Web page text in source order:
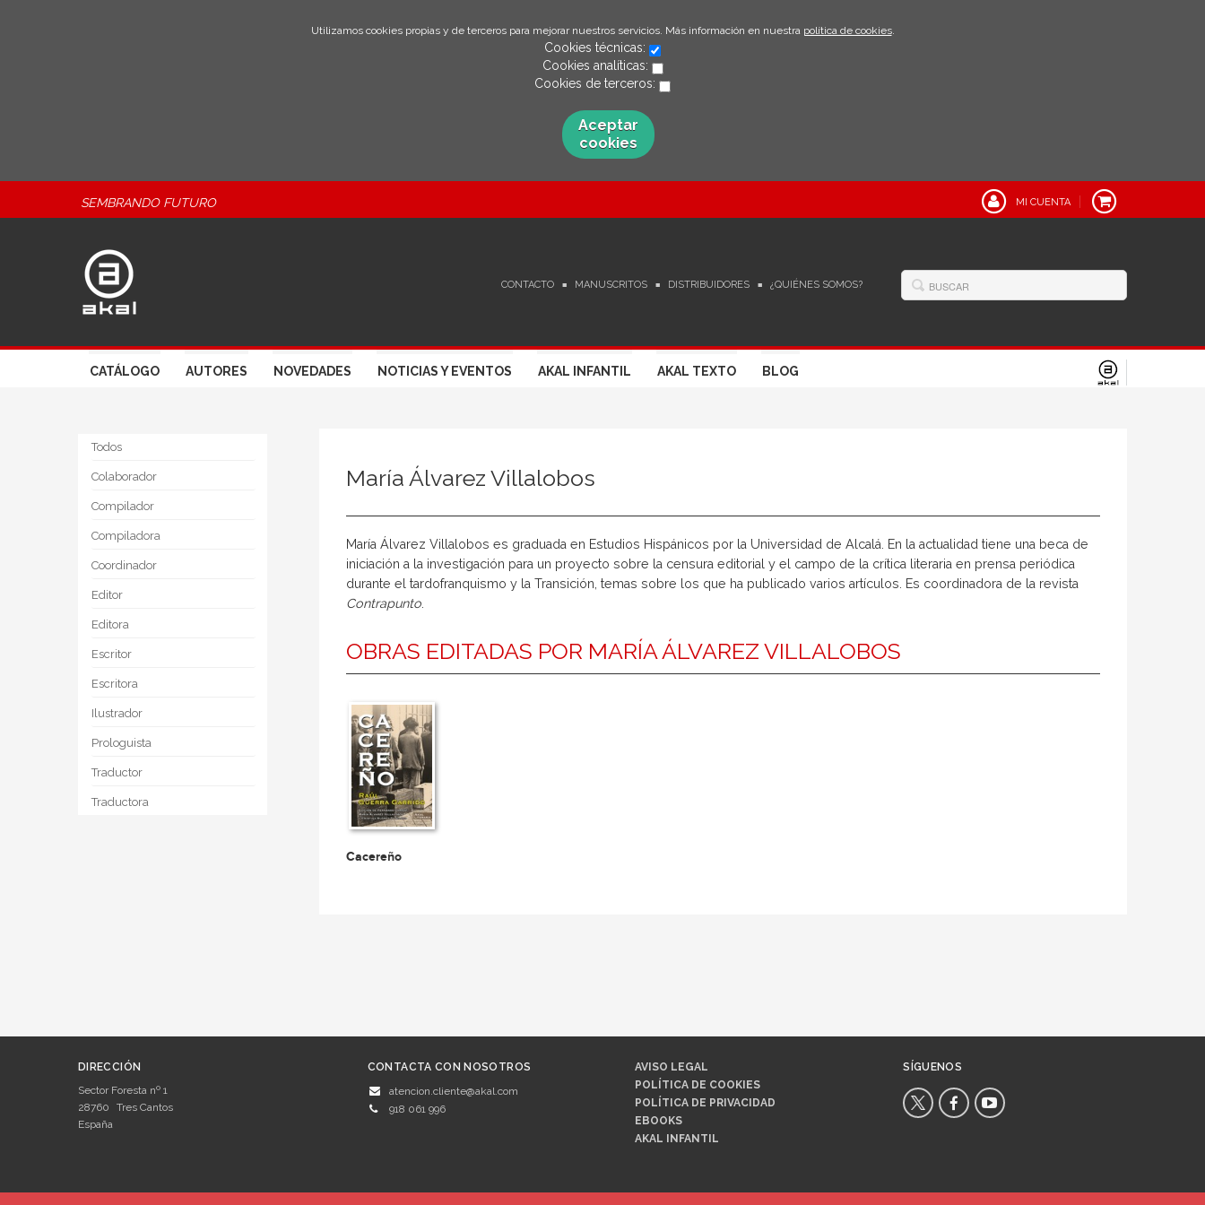
Utilizamos cookies propias y de terceros para mejorar nuestros servicios. Más información en nuestra política de cookies.
Cookies técnicas:
Cookies analíticas:
Cookies de terceros:
Aceptar
cookies
SEMBRANDO FUTURO MI CUENTA
CONTACTO MANUSCRITOS DISTRIBUIDORES ¿QUIÉNES SOMOS?
CATÁLOGO AUTORES NOVEDADES NOTICIAS Y EVENTOS AKAL INFANTIL AKAL TEXTO BLOG
Todos
Colaborador
Compilador
Compiladora
Coordinador
Editor
Editora
Escritor
Escritora
Ilustrador
Prologuista
Traductor
Traductora
María Álvarez Villalobos
María Álvarez Villalobos es graduada en Estudios Hispánicos por la Universidad de Alcalá. En la actualidad tiene una beca de
iniciación a la investigación para un proyecto sobre la censura editorial y el campo de la crítica literaria en prensa periódica
durante el tardofranquismo y la Transición, temas sobre los que ha publicado varios artículos. Es coordinadora de la revista
Contrapunto
OBRAS EDITADAS POR MARÍA ÁLVAREZ VILLALOBOS
Cacereño
DIRECCIÓN
Sector Foresta nº 1
28760
Tres Cantos
España
CONTACTA CON NOSOTROS
atencion.cliente@akal.com
918 061 996
AVISO LEGAL
POLÍTICA DE COOKIES
POLÍTICA DE PRIVACIDAD
EBOOKS
AKAL INFANTIL
SÍGUENOS